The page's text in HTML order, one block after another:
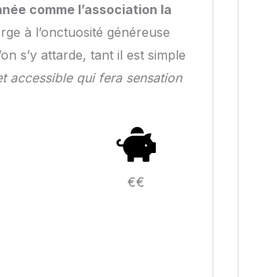
comme l’association la
à l’onctuosité généreuse
s’y attarde, tant il est simple
accessible qui fera sensation
€€